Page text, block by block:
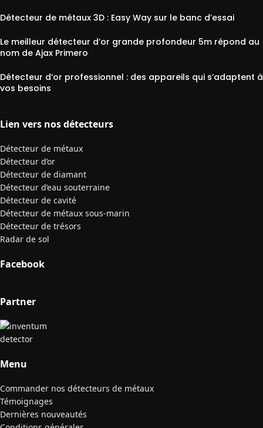
Détecteur de métaux 3D : Easy Way sur le banc d’essai
Le meilleur détecteur d’or grande profondeur 5m répond au
nom de Ajax Primero
Détecteur d’or professionnel : des appareils qui s’adaptent à
vos besoins
Lien vers nos détecteurs
Détecteur de métaux
Détecteur d’or
Détecteur de diamant
Détecteur d’eau souterraine
Détecteur de cavité
Détecteur de métaux sous-marin
Détecteur de trésors
Radar de sol
Facebook
Partner
Menu
Commander nos détecteurs de métaux
Témoignages
Dernières nouveautés